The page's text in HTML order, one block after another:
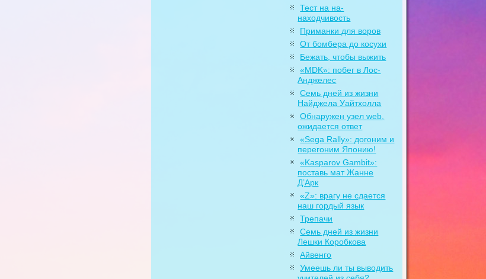
Тест на на-
находчивость
Приманки для воров
От бомбера до косухи
Бежать, чтобы выжить
«MDK»: побег в Лос-
Анджелес
Семь дней из жизни
Найджела Уайтхолла
Обнаружен узел web,
ожидается ответ
«Sega Rally»: догоним и
перегоним Японию!
«Kasparov Gambit»:
поставь мат Жанне
Д’Арк
«Z»: врагу не сдается
наш гордый язык
Трепачи
Семь дней из жизни
Лешки Коробкова
Айвенго
Умеешь ли ты выводить